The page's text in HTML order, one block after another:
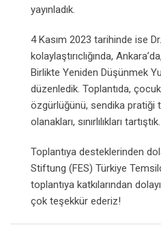
yayınladık.
4 Kasım 2023 tarihinde ise
kolaylaştırıclığında,
Birlikte Yeniden Düşünmek
düzenledik. Toplantıda,
özgürlüğünü, sendika pratiği
olanakları, sınırlılıkları tartıştık.
Toplantıya desteklerinden
Stiftung (FES) Türkiye
toplantıya katkılarından
çok teşekkür ederiz!